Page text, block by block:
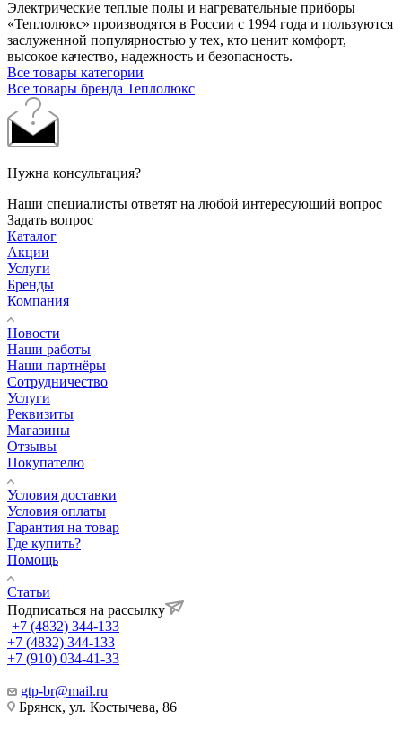
Электрические теплые полы и нагревательные приборы
«Теплолюкс» производятся в России с 1994 года и пользуются
заслуженной популярностью у тех, кто ценит комфорт,
высокое качество, надежность и безопасность.
Все товары категории
Все товары бренда Теплолюкс
Нужна консультация?
Наши специалисты ответят на любой интересующий вопрос
Задать вопрос
Каталог
Акции
Услуги
Бренды
Компания
Новости
Наши работы
Наши партнёры
Сотрудничество
Услуги
Реквизиты
Магазины
Отзывы
Покупателю
Условия доставки
Условия оплаты
Гарантия на товар
Где купить?
Помощь
Статьи
Подписаться на рассылку
+7 (4832) 344-133
+7 (4832) 344-133
+7 (910) 034-41-33
gtp-br@mail.ru
Брянск, ул. Костычева, 86